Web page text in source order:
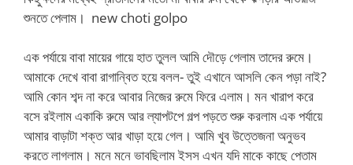
শুনতে পেলাম। new choti golpo
এক পর্যায়ে বাবা মায়ের গায়ে হাত তুলল আমি দৌড়ে গেলাম তাদের রুমে।
আমাকে দেখে বাবা রাগান্বিত হয়ে বলল- তুই এখানে আসলি কেন পড়া নাই?
আমি কোন শব্দ না করে আবার নিজের রুমে ফিরে এলাম। মন খারাপ করে
বসে রইলাম একাকি রুমে আর ল্যাপটপে গল্প পড়তে শুরু করলাম এক পর্যায়ে
আমার বাড়াটা শক্ত আর খাড়া হয়ে গেল। আমি খুব উত্তেজনা অনুভব
করতে লাগলাম। মনে মনে ভাবছিলাম ইসস এখন যদি মাকে কাছে পেতাম